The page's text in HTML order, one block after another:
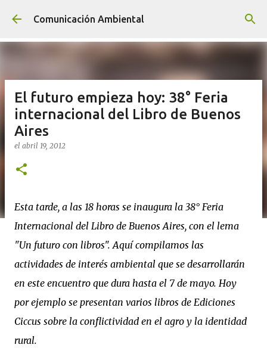
Ir al contenido principal
Comunicación Ambiental
El futuro empieza hoy: 38° Feria
internacional del Libro de Buenos
Aires
el abril 19, 2012
Esta tarde, a las 18 horas se inaugura la 38° Feria
Internacional del Libro de Buenos Aires, con el lema
"Un futuro con libros". Aquí compilamos las
actividades de interés ambiental que se desarrollarán
en este encuentro que dura hasta el 7 de mayo. Hoy
por ejemplo se presentan varios libros de Ediciones
Ciccus sobre la conflictividad en el agro y la identidad
rural.